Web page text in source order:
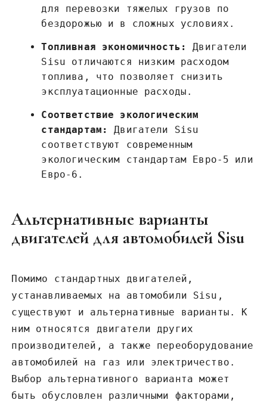
для перевозки тяжелых грузов по
бездорожью и в сложных условиях.
Топливная экономичность:
Двигатели
Sisu отличаются низким расходом
топлива‚ что позволяет снизить
эксплуатационные расходы.
Соответствие экологическим
стандартам:
Двигатели Sisu
соответствуют современным
экологическим стандартам Евро-5 или
Евро-6.
Альтернативные варианты
двигателей для автомобилей Sisu
Помимо стандартных двигателей‚
устанавливаемых на автомобили Sisu‚
существуют и альтернативные варианты. К
ним относятся двигатели других
производителей‚ а также переоборудование
автомобилей на газ или электричество.
Выбор альтернативного варианта может
быть обусловлен различными факторами‚